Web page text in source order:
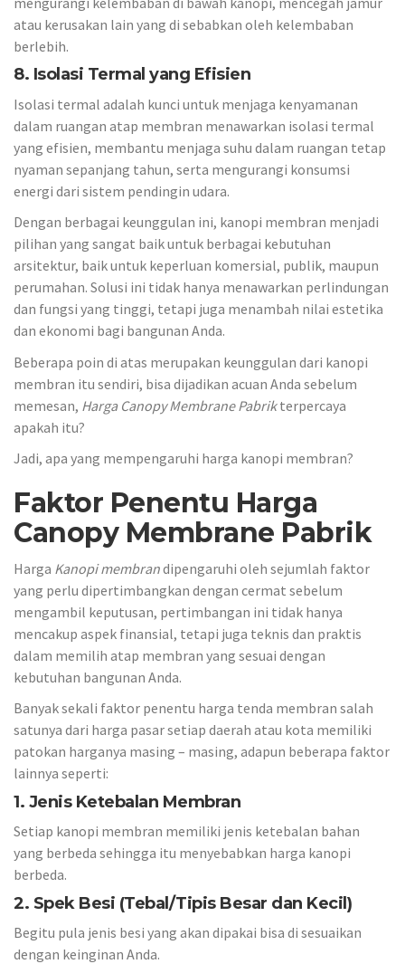
atau kerusakan lain yang di sebabkan oleh kelembaban
berlebih.
8. Isolasi Termal yang Efisien
Isolasi termal adalah kunci untuk menjaga kenyamanan
dalam ruangan atap membran menawarkan isolasi termal
yang efisien, membantu menjaga suhu dalam ruangan tetap
nyaman sepanjang tahun, serta mengurangi konsumsi
energi dari sistem pendingin udara.
Dengan berbagai keunggulan ini, kanopi membran menjadi
pilihan yang sangat baik untuk berbagai kebutuhan
arsitektur, baik untuk keperluan komersial, publik, maupun
perumahan. Solusi ini tidak hanya menawarkan perlindungan
dan fungsi yang tinggi, tetapi juga menambah nilai estetika
dan ekonomi bagi bangunan Anda.
Beberapa poin di atas merupakan keunggulan dari kanopi
membran itu sendiri, bisa dijadikan acuan Anda sebelum
memesan, Harga Canopy Membrane Pabrikterpercaya
apakah itu?
Jadi, apa yang mempengaruhi harga kanopi membran?
Faktor Penentu Harga
Canopy Membrane Pabrik
Harga Kanopi membrandipengaruhi oleh sejumlah faktor
yang perlu dipertimbangkan dengan cermat sebelum
mengambil keputusan, pertimbangan ini tidak hanya
mencakup aspek finansial, tetapi juga teknis dan praktis
dalam memilih atap membran yang sesuai dengan
kebutuhan bangunan Anda.
Banyak sekali faktor penentu harga tenda membran salah
satunya dari harga pasar setiap daerah atau kota memiliki
patokan harganya masing – masing, adapun beberapa faktor
lainnya seperti:
1. Jenis Ketebalan Membran
Setiap kanopi membran memiliki jenis ketebalan bahan
yang berbeda sehingga itu menyebabkan harga kanopi
berbeda.
2. Spek Besi (Tebal/Tipis Besar dan Kecil)
Begitu pula jenis besi yang akan dipakai bisa di sesuaikan
dengan keinginan Anda.